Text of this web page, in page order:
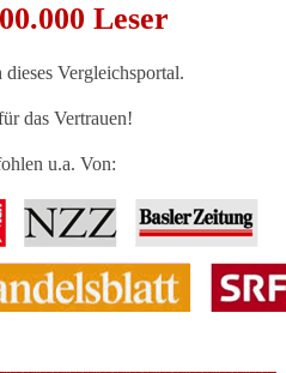
Leser
Vergleichsportal.
das Vertrauen!
u.a. Von: